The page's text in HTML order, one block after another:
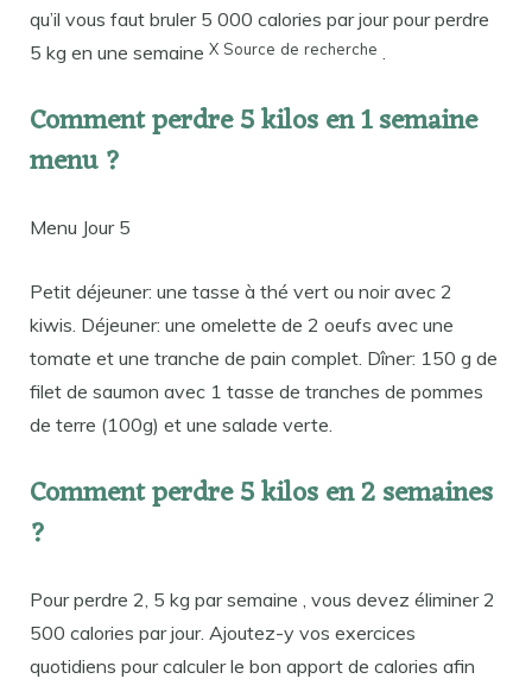
qu’il vous faut bruler 5 000 calories par jour pour perdre
5 kg en une semaine X Source de recherche .
Comment perdre 5 kilos en 1 semaine
menu ?
Menu Jour 5
Petit déjeuner: une tasse à thé vert ou noir avec 2
kiwis. Déjeuner: une omelette de 2 oeufs avec une
tomate et une tranche de pain complet. Dîner: 150 g de
filet de saumon avec 1 tasse de tranches de pommes
de terre (100g) et une salade verte.
Comment perdre 5 kilos en 2 semaines
?
Pour perdre 2, 5 kg par semaine , vous devez éliminer 2
500 calories par jour. Ajoutez-y vos exercices
quotidiens pour calculer le bon apport de calories afin